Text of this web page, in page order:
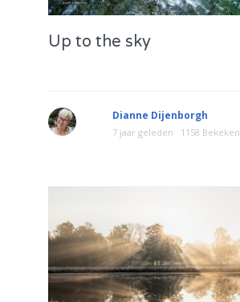
Up to the sky
Dianne Dijenborgh
7 jaar geleden 1158 Bekeken